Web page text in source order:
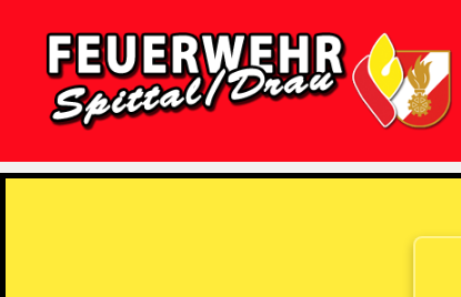
Spittal/Drau